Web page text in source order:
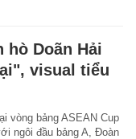
hò Doãn Hải
visual tiểu
vòng bảng ASEAN Cup
ngôi đầu bảng A, Đoàn